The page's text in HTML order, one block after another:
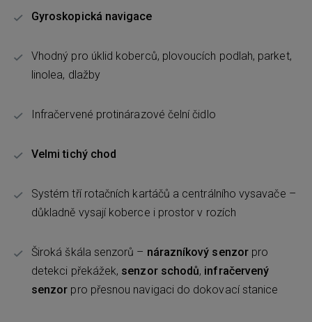
Gyroskopická navigace
Vhodný pro úklid koberců, plovoucích podlah, parket,
linolea, dlažby
Infračervené protinárazové čelní čidlo
Velmi tichý chod
Systém tří rotačních kartáčů a centrálního vysavače –
důkladně vysají koberce i prostor v rozích
Široká škála senzorů – nárazníkový senzorpro
detekci překážek, senzor schodů, infračervený
senzor pro přesnou navigaci do dokovací stanice